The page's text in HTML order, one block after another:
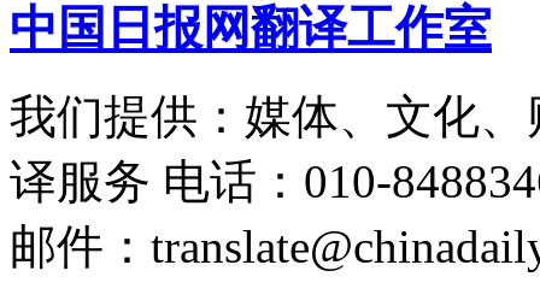
中国日报网翻译工作室
我们提供：媒体、文化
译服务 电话：010-
邮件：